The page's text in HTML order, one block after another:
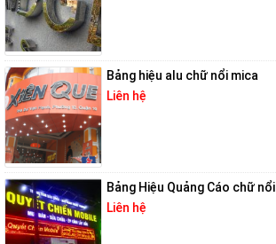
Bảng hiệu alu chữ nổi mica
Liên hệ
Bảng Hiệu Quảng Cáo chữ nổi
Liên hệ